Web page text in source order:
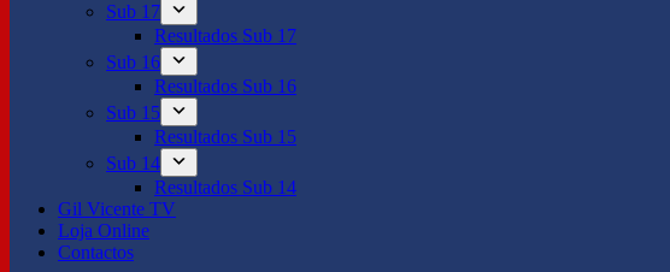
Sub 17
Resultados Sub 17
Sub 16
Resultados Sub 16
Sub 15
Resultados Sub 15
Sub 14
Resultados Sub 14
Gil Vicente TV
Loja Online
Contactos